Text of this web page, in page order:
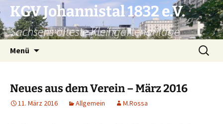
KGV Johannistal 1832 e.V.
Sachsens älteste Kleingartenanlage
Menü
Suchen
nach:
Neues aus dem Verein – März 2016
11. März 2016 Allgemein M.Rossa